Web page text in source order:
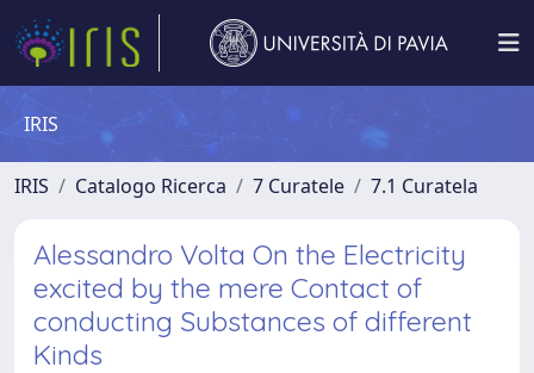
IRIS
IRIS Catalogo Ricerca 7 Curatele 7.1 Curatela
Alessandro Volta On the Electricity
excited by the mere Contact of
conducting Substances of different
Kinds